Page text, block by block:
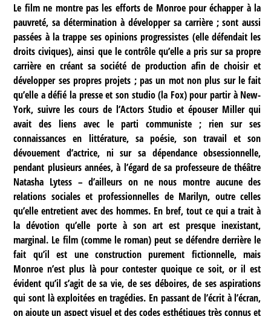
Le film ne montre pas les efforts de Monroe pour échapper à la
pauvreté, sa détermination à développer sa carrière ; sont aussi
passées à la trappe ses opinions progressistes (elle défendait les
droits civiques), ainsi que le contrôle qu’elle a pris sur sa propre
carrière en créant sa société de production afin de choisir et
développer ses propres projets ; pas un mot non plus sur le fait
qu’elle a défié la presse et son studio (la Fox) pour partir à New-
York, suivre les cours de l’Actors Studio et épouser Miller qui
avait des liens avec le parti communiste ; rien sur ses
connaissances en littérature, sa poésie, son travail et son
dévouement d’actrice, ni sur sa dépendance obsessionnelle,
pendant plusieurs années, à l’égard de sa professeure de théâtre
Natasha Lytess – d’ailleurs on ne nous montre aucune des
relations sociales et professionnelles de Marilyn, outre celles
qu’elle entretient avec des hommes. En bref, tout ce qui a trait à
la dévotion qu’elle porte à son art est presque inexistant,
marginal. Le film (comme le roman) peut se défendre derrière le
fait qu’il est une construction purement fictionnelle, mais
Monroe n’est plus là pour contester quoique ce soit, or il est
évident qu’il s’agit de sa vie, de ses déboires, de ses aspirations
qui sont là exploitées en tragédies. En passant de l’écrit à l’écran,
on ajoute un aspect visuel et des codes esthétiques très connus et